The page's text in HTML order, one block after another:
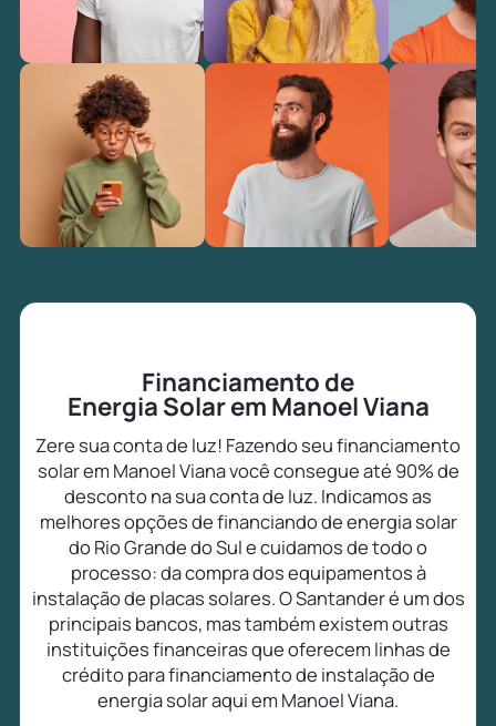
Financiamento de
Energia Solar em Manoel Viana
Zere sua conta de luz! Fazendo seu financiamento
solar em Manoel Viana você consegue até 90% de
desconto na sua conta de luz. Indicamos as
melhores opções de financiando de energia solar
do Rio Grande do Sul e cuidamos de todo o
processo: da compra dos equipamentos à
instalação de placas solares. O Santander é um dos
principais bancos, mas também existem outras
instituições financeiras que oferecem linhas de
crédito para financiamento de instalação de
energia solar aqui em Manoel Viana.